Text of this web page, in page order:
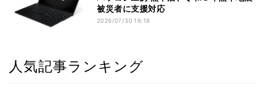
被災者に支援対応
2026/07/30 16:16
人気記事ランキング